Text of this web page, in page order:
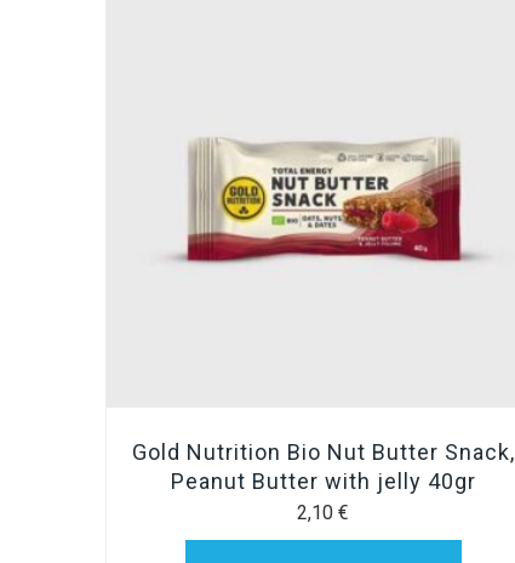
Gold Nutrition Bio Nut Butter Snack,
Peanut Butter with jelly 40gr
2,10€